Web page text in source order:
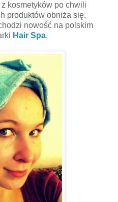
kosmetyków po chwili
produktów obniża się.
nowość na polskim
Hair Spa.